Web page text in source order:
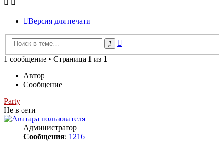
Версия для печати
Поиск
1 сообщение • Страница 1 из 1
Автор
Сообщение
Party
Не в сети
Администратор
Сообщения: 1216